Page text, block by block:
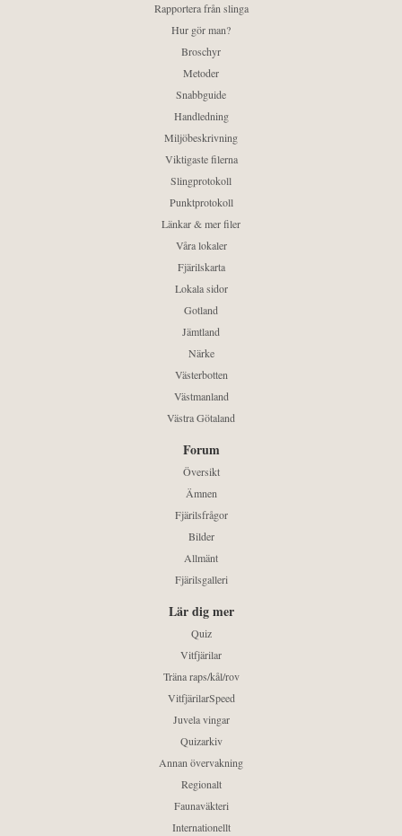
Rapportera från slinga
Hur gör man?
Broschyr
Metoder
Snabbguide
Handledning
Miljöbeskrivning
Viktigaste filerna
Slingprotokoll
Punktprotokoll
Länkar & mer filer
Våra lokaler
Fjärilskarta
Lokala sidor
Gotland
Jämtland
Närke
Västerbotten
Västmanland
Västra Götaland
Forum
Översikt
Ämnen
Fjärilsfrågor
Bilder
Allmänt
Fjärilsgalleri
Lär dig mer
Quiz
Vitfjärilar
Träna raps/kål/rov
VitfjärilarSpeed
Juvela vingar
Quizarkiv
Annan övervakning
Regionalt
Faunaväkteri
Internationellt